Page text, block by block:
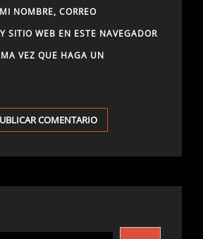
NOMBRE, CORREO
SITIO WEB EN ESTE NAVEGADOR
VEZ QUE HAGA UN